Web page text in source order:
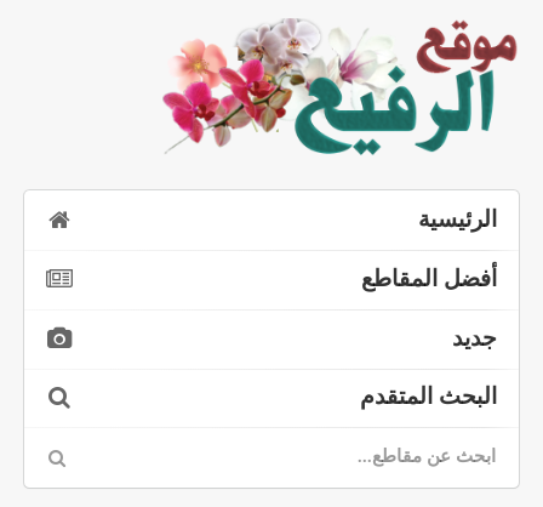
الرئيسية
أفضل المقاطع
جديد
البحث المتقدم